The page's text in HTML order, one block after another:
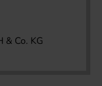
& Co. KG